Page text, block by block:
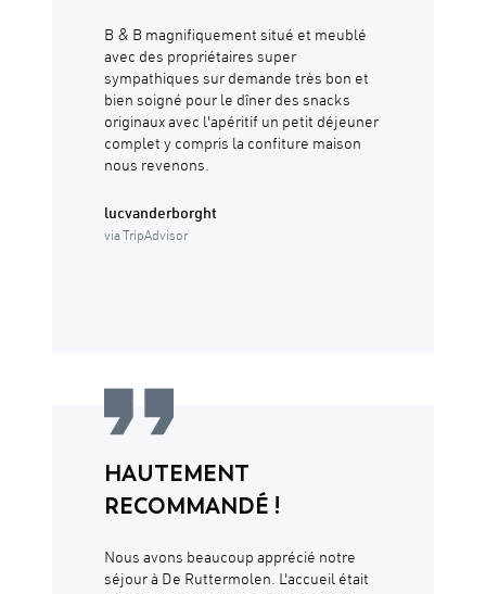
B & B magnifiquement situé et meublé
avec des propriétaires super
sympathiques sur demande très bon et
bien soigné pour le dîner des snacks
originaux avec l'apéritif un petit déjeuner
complet y compris la confiture maison
nous revenons.
lucvanderborght
via TripAdvisor
HAUTEMENT
RECOMMANDÉ !
Nous avons beaucoup apprécié notre
séjour à De Ruttermolen. L'accueil était